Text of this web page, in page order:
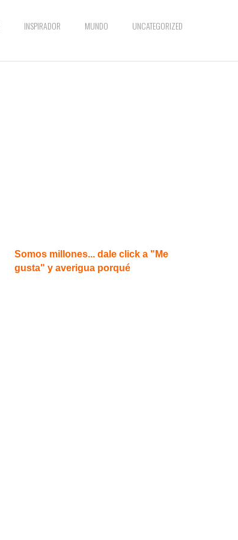
INSPIRADOR MUNDO UNCATEGORIZED
Somos millones... dale click a "Me
gusta" y averigua porqué